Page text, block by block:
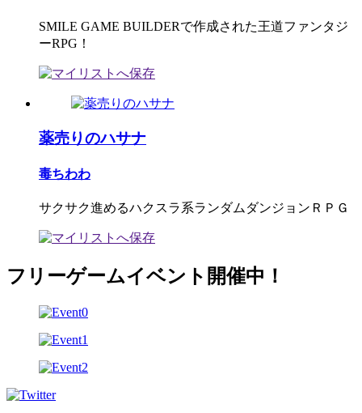
SMILE GAME BUILDERで作成された王道ファンタジ
ーRPG！
薬売りのハサナ
毒ちわわ
サクサク進めるハクスラ系ランダムダンジョンＲＰＧ
フリーゲームイベント開催中！